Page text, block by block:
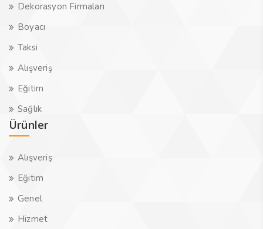
Dekorasyon Firmaları
Boyacı
Taksi
Alışveriş
Eğitim
Sağlık
Ürünler
Alışveriş
Eğitim
Genel
Hizmet